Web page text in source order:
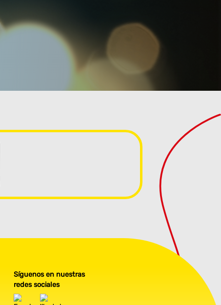
Síguenos en nuestras
redes sociales